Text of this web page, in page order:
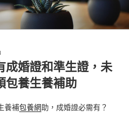
成婚證和準生證，未
包養生養補助
養補包養網助，成婚證必需有？